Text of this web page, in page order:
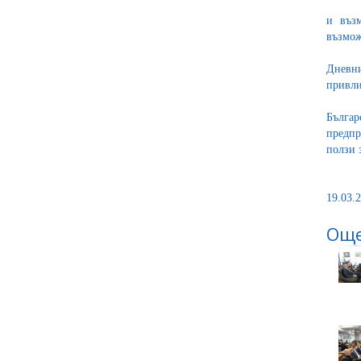
и
ползи